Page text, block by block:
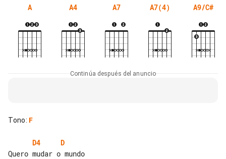
A A4 A7 A7(4) A9/C#
Continúa después del anuncio
Tono: F
D4
D